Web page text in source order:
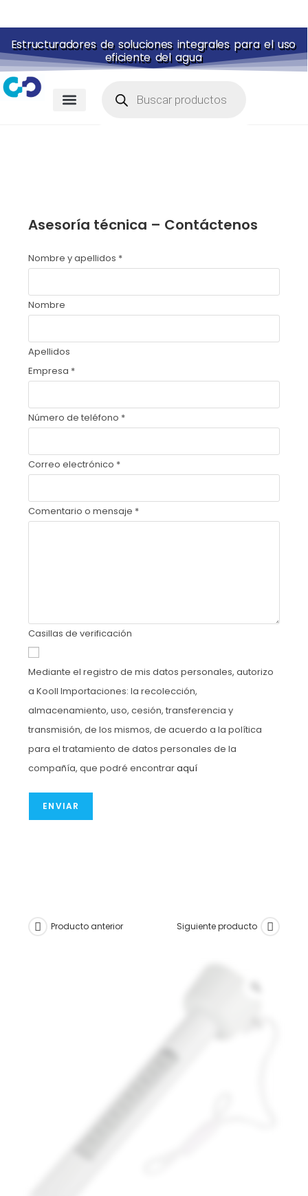
Estructuradores de soluciones integrales para el uso
eficiente del agua
Asesoría técnica – Contáctenos
Nombre y apellidos *
Nombre
Apellidos
Empresa *
Número de teléfono *
Correo electrónico *
Comentario o mensaje *
Casillas de verificación
Mediante el registro de mis datos personales, autorizo
a Kooll Importaciones: la recolección,
almacenamiento, uso, cesión, transferencia y
transmisión, de los mismos, de acuerdo a la política
para el tratamiento de datos personales de la
compañía, que podré encontraraquí
ENVIAR
Producto anterior Siguiente producto